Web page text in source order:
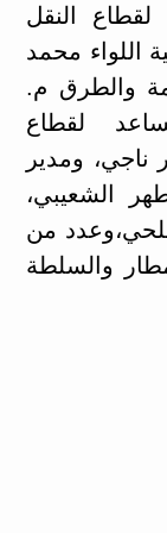
لقطاع النقل
اللواء محمد
والطرق م.
لقطاع
ناجي، ومدير
الشعيبي،
من
والسلطة